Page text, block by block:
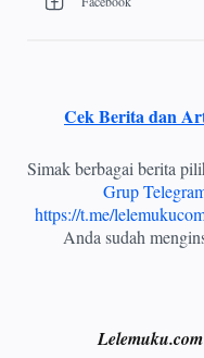
Cek Berita dan
Simak berbagai berita
Grup
https://t.me/
Anda sudah